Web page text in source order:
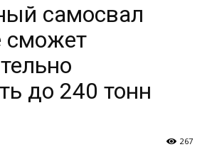
самосвал
сможет
до 240 тонн
267